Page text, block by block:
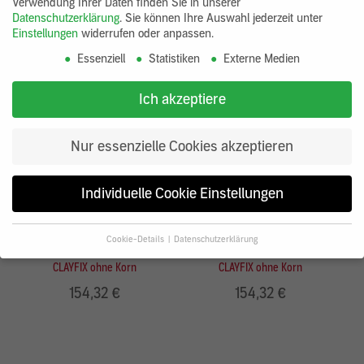
CLAYFIX ohne Korn
154,32 €
CLAYFIX ohne Korn
154,32 €
Verwendung Ihrer Daten finden Sie in unserer
Datenschutzerklärung. Sie können Ihre Auswahl jederzeit unter
Einstellungen widerrufen oder anpassen.
Essenziell
Statistiken Externe Medien
Ich akzeptiere
Nur essenzielle Cookies akzeptieren
Individuelle Cookie Einstellungen
Cookie-Details Datenschutzerklärung
Datenschutzeinstellungen
Wenn Sie unter 16 Jahre alt sind und Ihre Zustimmung zu
freiwilligen Diensten geben möchten, müssen Sie Ihre